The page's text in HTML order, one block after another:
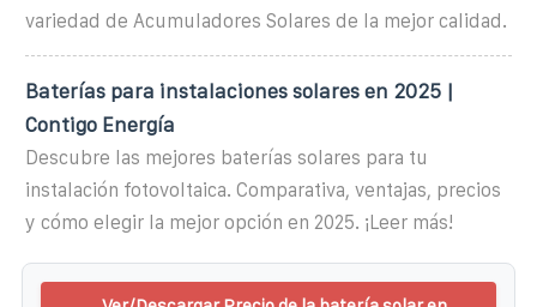
variedad de Acumuladores Solares de la mejor calidad.
Baterías para instalaciones solares en 2025 |
Contigo Energía
Descubre las mejores baterías solares para tu
instalación fotovoltaica. Comparativa, ventajas, precios
y cómo elegir la mejor opción en 2025. ¡Leer más!